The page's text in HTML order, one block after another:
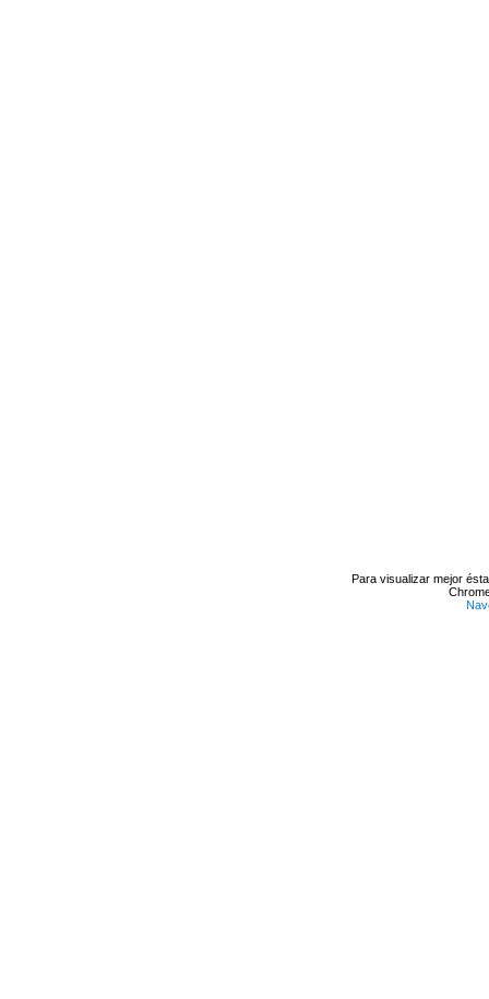
Para visualizar mejor